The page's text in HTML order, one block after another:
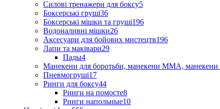
Силові тренажери для боксу5
Боксерські груші36
Боксерські мішки та груші196
Водоналивні мішки26
Аксесуари для бойових мистецтв196
Лапи та маківари29
Пады4
Манекени для боротьби, манекени ММА, манекени
Пневмогруші17
Ринги для боксу44
Ринги на помосте8
Ринги напольные10